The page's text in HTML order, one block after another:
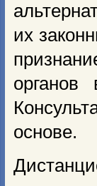
их
основе.